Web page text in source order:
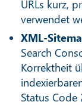
URLs kurz,
verwendet
XML-
Search
Korrektheit
Status Code